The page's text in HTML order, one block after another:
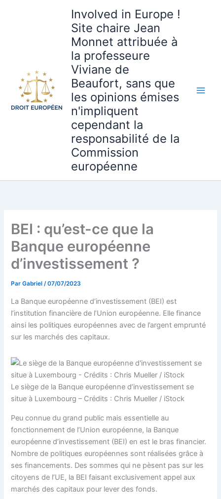
Involved in Europe !
Site chaire Jean
Monnet attribuée à
la professeure
Viviane de
Beaufort, sans que
les opinions émises
n'impliquent
cependant la
responsabilité de la
Commission
européenne
BEI : qu’est-ce que la
Banque européenne
d’investissement ?
ParGabriel/07/07/2023
La Banque européenne d’investissement (BEI) est
l’institution financière de l’Union européenne. Elle finance
ainsi les politiques européennes avec de l’argent emprunté
sur les marchés des capitaux.
Le siège de la Banque européenne d’investissement se
situe à Luxembourg – Crédits : Chris Mueller / iStock
Peu connue du grand public mais essentielle au
fonctionnement de l’Union européenne, la Banque
européenne d’investissement (BEI) en est le bras financier.
Nombre de politiques européennes sont réalisées grâce à
ses financements. Des sommes qui ne pèsent pas sur les
citoyens de l’UE, la BEI faisant exclusivement appel aux
marchés des capitaux pour lever des fonds.